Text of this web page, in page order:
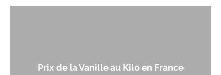
Prix de la Vanille au Kilo en France